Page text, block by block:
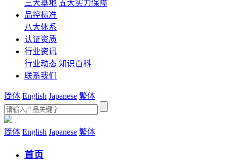
三大基地 五大实力保障
品控标准
八大体系
认证资质
行业资讯
行业动态 知识百科
联系我们
简体 English Japanese 繁体
简体 English Japanese 繁体
首页